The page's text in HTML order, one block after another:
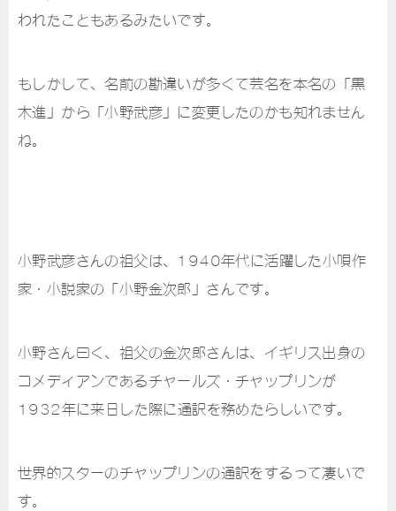
われたこともあるみたいです。
もしかして、名前の勘違いが多くて芸名を本名の「黒
木進」から「小野武彦」に変更したのかも知れません
ね。
小野武彦さんの祖父は、1940年代に活躍した小唄作
家・小説家の「小野金次郎」さんです。
小野さん曰く、祖父の金次郎さんは、イギリス出身の
コメディアンであるチャールズ・チャップリンが
1932年に来日した際に通訳を務めたらしいです。
世界的スターのチャップリンの通訳をするって凄いで
す。